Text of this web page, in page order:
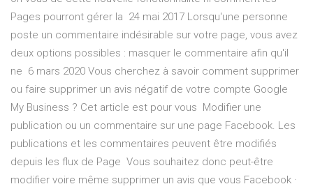
Pages pourront gérer la 24 mai 2017 Lorsqu'une personne
poste un commentaire indésirable sur votre page, vous avez
deux options possibles : masquer le commentaire afin qu'il
ne 6 mars 2020 Vous cherchez à savoir comment supprimer
ou faire supprimer un avis négatif de votre compte Google
My Business ? Cet article est pour vous Modifier une
publication ou un commentaire sur une page Facebook. Les
publications et les commentaires peuvent être modifiés
depuis les flux de Page Vous souhaitez donc peut-être
modifier voire même supprimer un avis que vous Facebook ·